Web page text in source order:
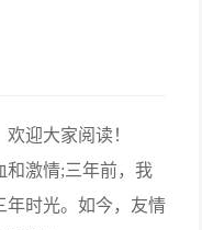
迎大家阅读！
激情;三年前，我
年时光。如今，友情